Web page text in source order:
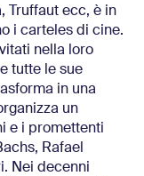
Truffaut ecc, è in
i carteles di cine.
nella loro
tutte le sue
in una
un
e i promettenti
Rafael
Nei decenni